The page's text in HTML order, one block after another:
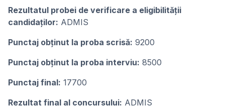
Rezultatul probei de verificare a eligibilității
candidaților: ADMIS
Punctaj obținut la proba scrisă: 9200
Punctaj obținut la proba interviu: 8500
Punctaj final: 17700
Rezultat final al concursului: ADMIS